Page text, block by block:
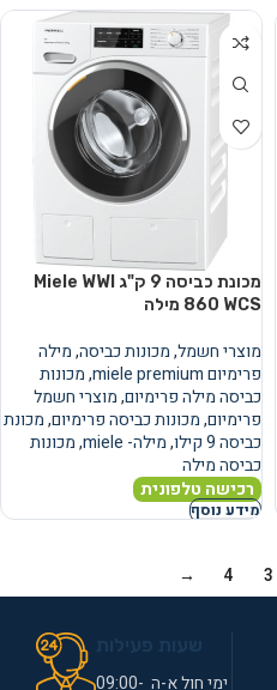
מכונת כביסה ‏9 ‏ק"ג Miele WWI
860 WCS מילה
מוצרי חשמל,מכונות כביסה,מילה
פרימיום miele premium
,מכונות
כביסה מילה פרימיום,מוצרי חשמל
פרימיום,מכונות כביסה פרימיום,מכונת
כביסה 9 קילו
,מילה- miele ,מכונות
כביסה מילה
רכישה טלפונית
מידע נוסף
3
4
→
ימי חול א-ה 09:00-